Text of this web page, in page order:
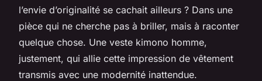
l’envie d’originalité se cachait ailleurs ? Dans une
pièce qui ne cherche pas à briller, mais à raconter
quelque chose. Une veste kimono homme,
justement, qui allie cette impression de vêtement
transmis avec une modernité inattendue.